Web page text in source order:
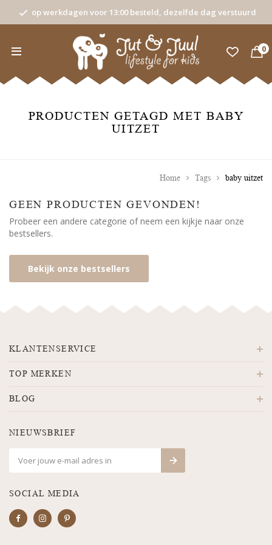
op werkdagen voor 13:00 besteld, dezelfde dag verstuurd
0
PRODUCTEN GETAGD MET BABY
UITZET
Home Tags baby uitzet
GEEN PRODUCTEN GEVONDEN!
Probeer een andere categorie of neem een kijkje naar onze
bestsellers.
Bekijk onze bestsellers
KLANTENSERVICE
TOP MERKEN
BLOG
NIEUWSBRIEF
SOCIAL MEDIA